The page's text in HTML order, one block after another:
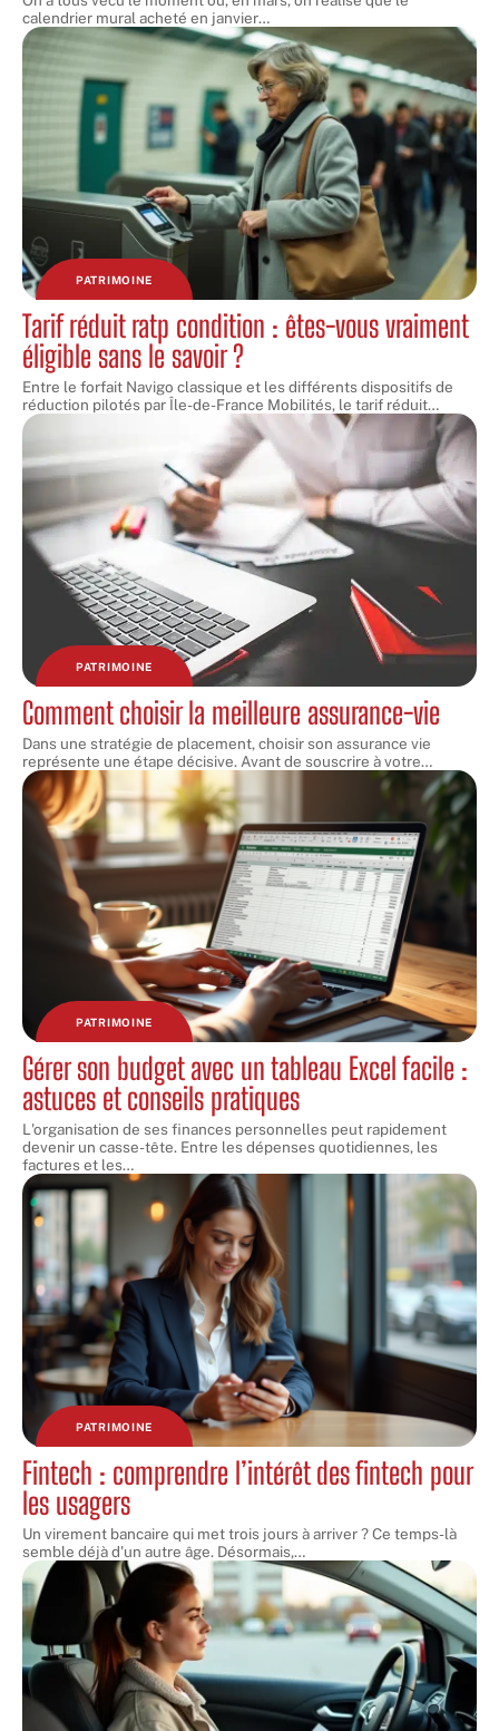
calendrier mural acheté en janvier…
PATRIMOINE
Tarif réduit ratp condition : êtes-vous vraiment
éligible sans le savoir ?
Entre le forfait Navigo classique et les différents dispositifs de
réduction pilotés par Île-de-France Mobilités, le tarif réduit…
PATRIMOINE
Comment choisir la meilleure assurance-vie
Dans une stratégie de placement, choisir son assurance vie
représente une étape décisive. Avant de souscrire à votre…
PATRIMOINE
Gérer son budget avec un tableau Excel facile :
astuces et conseils pratiques
L'organisation de ses finances personnelles peut rapidement
devenir un casse-tête. Entre les dépenses quotidiennes, les
factures et les…
PATRIMOINE
Fintech : comprendre l’intérêt des fintech pour
les usagers
Un virement bancaire qui met trois jours à arriver ? Ce temps-là
semble déjà d'un autre âge. Désormais,…